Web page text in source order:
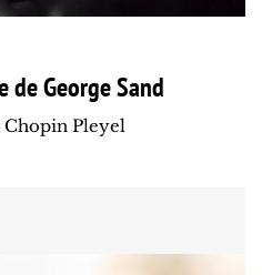
de George Sand
Pleyel